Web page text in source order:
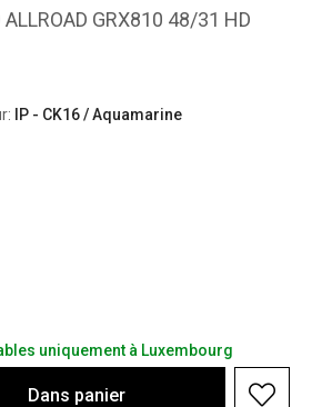
GRX810 48/31 HD
IP - CK16 / Aquamarine
uniquement à Luxembourg
Dans panier